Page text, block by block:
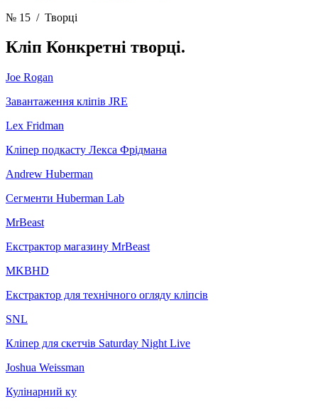
№ 15 / Творці
Кліп Конкретні творці.
Joe Rogan
Завантаження кліпів JRE
Lex Fridman
Кліпер подкасту Лекса Фрідмана
Andrew Huberman
Сегменти Huberman Lab
MrBeast
Екстрактор магазину MrBeast
MKBHD
Екстрактор для технічного огляду кліпсів
SNL
Кліпер для скетчів Saturday Night Live
Joshua Weissman
Кулінарний ку